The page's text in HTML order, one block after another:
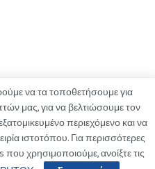
ΔΙΑΦΗΜΙΣΗ
ΕΠΙΚΟΙΝΩΝΙΑ
να τα τοποθετήσουμε για
μας, για να βελτιώσουμε τον
περιεχόμενο και να
ιστοτόπου. Για περισσότερες
χρησιμοποιούμε, ανοίξτε τις